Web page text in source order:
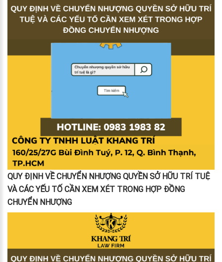
QUY ĐỊNH VỀ CHUYỂN NHƯỢNG QUYỀN SỞ HỮU TRÍ TUỆ
VÀ CÁC YẾU TỐ CẦN XEM XÉT TRONG HỢP ĐỒNG
CHUYỂN NHƯỢNG